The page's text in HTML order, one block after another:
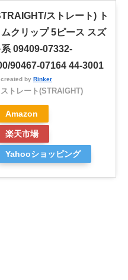
ストレート) ト
ムクリップ 5ピース スズ
系 09409-07332-
90467-07164 44-3001
created by Rinker
ストレート(STRAIGHT)
Amazon
楽天市場
Yahooショッピング